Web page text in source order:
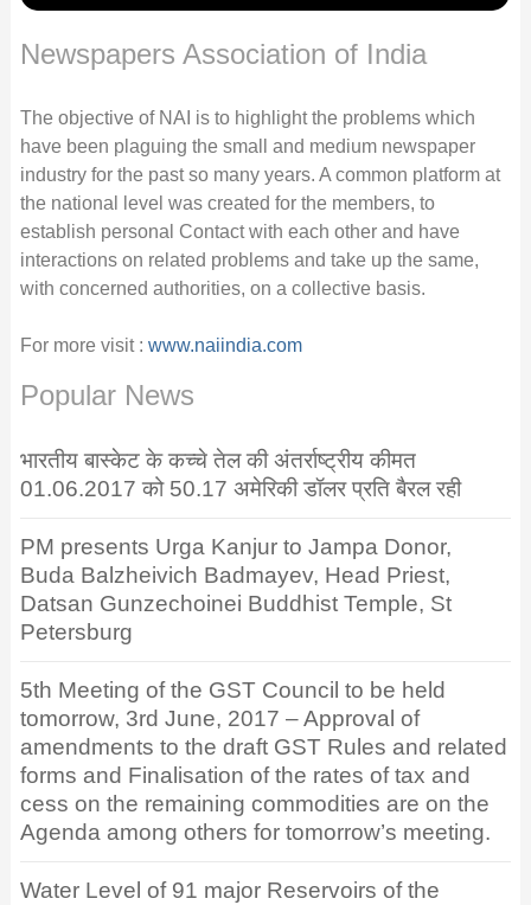
Newspapers Association of India
The objective of NAI is to highlight the problems which
have been plaguing the small and medium newspaper
industry for the past so many years. A common platform at
the national level was created for the members, to
establish personal Contact with each other and have
interactions on related problems and take up the same,
with concerned authorities, on a collective basis.
For more visit : www.naiindia.com
Popular News
भारतीय बास्केट के कच्चे तेल की अंतर्राष्ट्रीय कीमत
01.06.2017 को 50.17 अमेरिकी डॉलर प्रति बैरल रही
PM presents Urga Kanjur to Jampa Donor,
Buda Balzheivich Badmayev, Head Priest,
Datsan Gunzechoinei Buddhist Temple, St
Petersburg
5th Meeting of the GST Council to be held
tomorrow, 3rd June, 2017 – Approval of
amendments to the draft GST Rules and related
forms and Finalisation of the rates of tax and
cess on the remaining commodities are on the
Agenda among others for tomorrow’s meeting.
Water Level of 91 major Reservoirs of the